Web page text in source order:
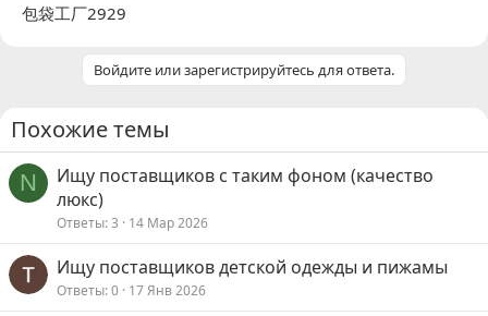
包袋工厂2929
Войдите или зарегистрируйтесь для ответа.
Похожие темы
N
Ищу поставщиков с таким фоном (качество
люкс)
Ответы 3 14 Мар 2026
Ищу поставщиков детской одежды и пижамы
Ответы 0 17 Янв 2026